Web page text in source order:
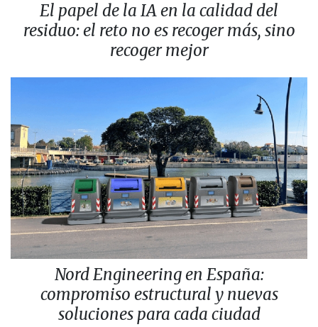
El papel de la IA en la calidad del
residuo: el reto no es recoger más, sino
recoger mejor
Nord Engineering en España:
compromiso estructural y nuevas
soluciones para cada ciudad